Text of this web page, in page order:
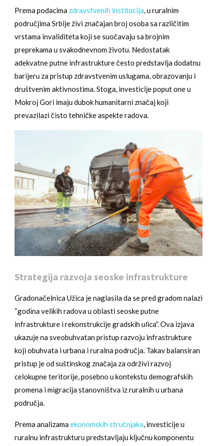
Prema podacima zdravstvenih institucija , u ruralnim
područjima Srbije živi značajan broj osoba sa različitim
vrstama invaliditeta koji se suočavaju sa brojnim
preprekama u svakodnevnom životu. Nedostatak
adekvatne putne infrastrukture često predstavlja dodatnu
barijeru za pristup zdravstvenim uslugama, obrazovanju i
društvenim aktivnostima. Stoga, investicije poput one u
Mokroj Gori imaju dubok humanitarni značaj koji
prevazilazi čisto tehničke aspekte radova.
Strategija razvoja seoske infrastrukture
Gradonačelnica Užica je naglasila da se pred gradom nalazi
“godina velikih radova u oblasti seoske putne
infrastrukture i rekonstrukcije gradskih ulica”. Ova izjava
ukazuje na sveobuhvatan pristup razvoju infrastrukture
koji obuhvata i urbana i ruralna područja. Takav balansiran
pristup je od suštinskog značaja za održivi razvoj
celokupne teritorije, posebno u kontekstu demografskih
promena i migracija stanovništva iz ruralnih u urbana
područja.
Prema analizamaekonomskih stručnjaka , investicije u
ruralnu infrastrukturu predstavljaju ključnu komponentu